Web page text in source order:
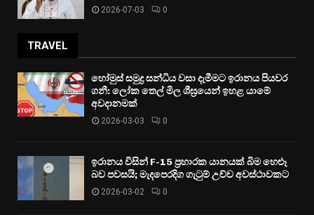
2026-07-03 0
TRAVEL
හෝමුස් සමුද්‍ර සන්ධිය වසා දැමීමට ඉරානය පියවර
ගනී: ලෝක තෙල් මිල ශීඝ්‍රයෙන් ඉහළ යාමේ
අවදානමක්
2026-03-03 0
ඉරානය විසින් F-15 ප්‍රහාරක යානයක් බිම හෙළූ
බව පවසයි; මැදපෙරදිග ගැටුම් උච්ච අවස්ථාවකට
2026-03-02 0